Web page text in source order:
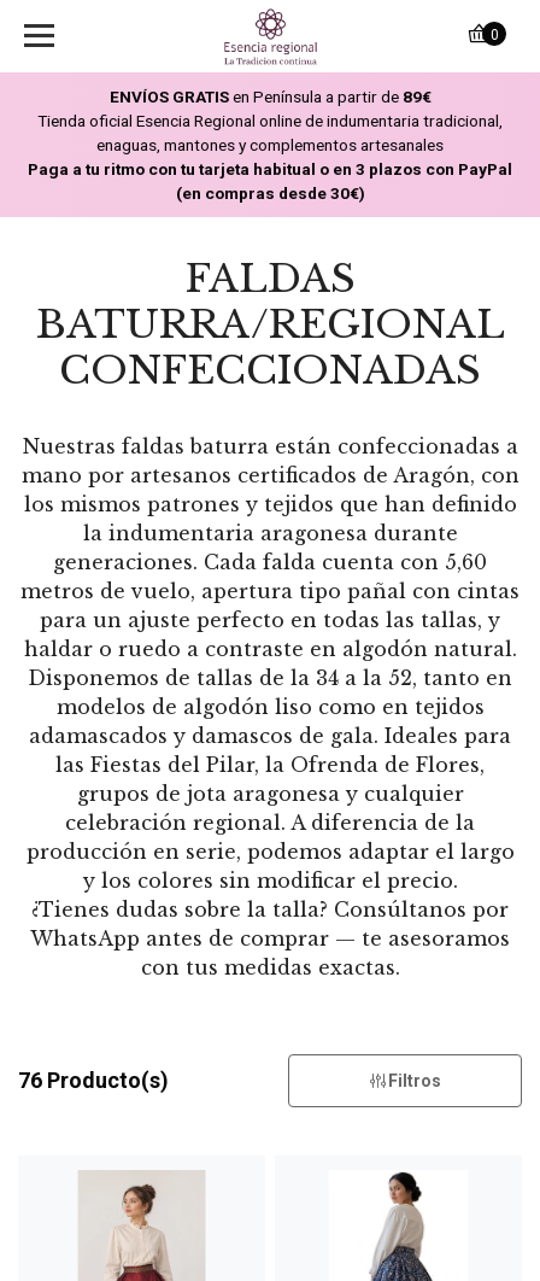
ENVÍOS GRATISen Península a partir de 89€
Tienda oficial Esencia Regional online de indumentaria tradicional,
enaguas, mantones y complementos artesanales
Paga a tu ritmo con tu tarjeta habitual o en 3 plazos con PayPal
(en compras desde 30€)
0
FALDAS
BATURRA/REGIONAL
CONFECCIONADAS
Nuestras faldas baturra están confeccionadas a
mano por artesanos certificados de Aragón, con
los mismos patrones y tejidos que han definido
la indumentaria aragonesa durante
generaciones. Cada falda cuenta con 5,60
metros de vuelo, apertura tipo pañal con cintas
para un ajuste perfecto en todas las tallas, y
haldar o ruedo a contraste en algodón natural.
Disponemos de tallas de la 34 a la 52, tanto en
modelos de algodón liso como en tejidos
adamascados y damascos de gala. Ideales para
las Fiestas del Pilar, la Ofrenda de Flores,
grupos de jota aragonesa y cualquier
celebración regional. A diferencia de la
producción en serie, podemos adaptar el largo
y los colores sin modificar el precio.
¿Tienes dudas sobre la talla? Consúltanos por
WhatsApp antes de comprar — te asesoramos
con tus medidas exactas.
76 Producto(s) Filtros